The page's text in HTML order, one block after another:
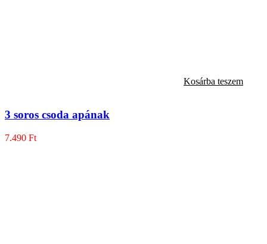
Kosárba teszem
3 soros csoda apának
7.490 Ft